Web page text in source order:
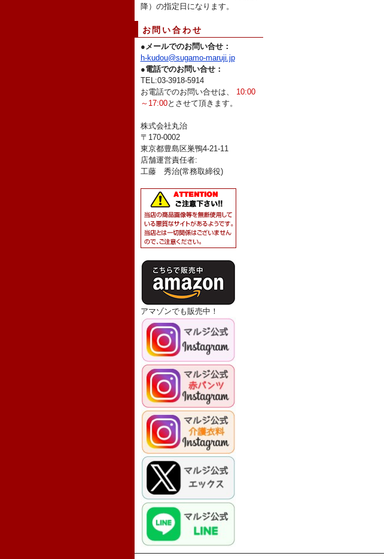
降）の指定日になります。
お問い合わせ
●メールでのお問い合せ：
h-kudou@sugamo-maruji.jp
●電話でのお問い合せ：
TEL:03-3918-5914
お電話でのお問い合せは、
10:00
～17:00とさせて頂きます。
株式会社丸治
〒170-0002
東京都豊島区巣鴨4-21-11
店舗運営責任者:
工藤 秀治(常務取締役)
アマゾンでも販売中！